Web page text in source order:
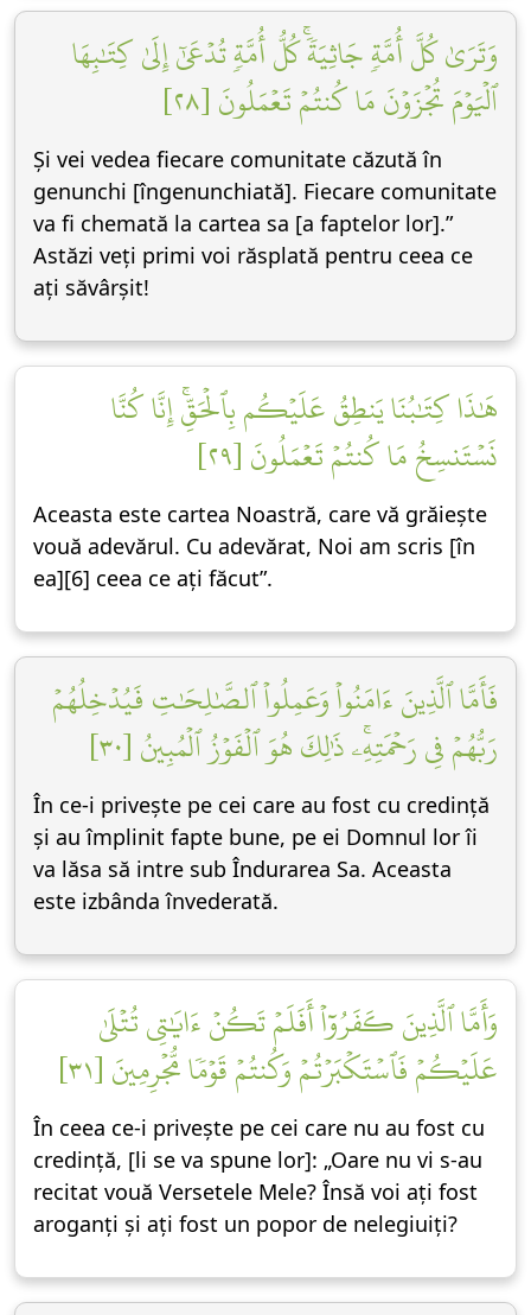
وَتَرَىٰ كُلَّ أُمَّةٖ جَاثِيَةٗۚ كُلُّ أُمَّةٖ تُدۡعَىٰٓ إِلَىٰ كِتَٰبِهَا
ٱلۡيَوۡمَ تُجۡزَوۡنَ مَا كُنتُمۡ تَعۡمَلُونَ [٢٨]
Și vei vedea fiecare comunitate căzută în
genunchi [îngenunchiată]. Fiecare comunitate
va fi chemată la cartea sa [a faptelor lor].”
Astăzi veți primi voi răsplată pentru ceea ce
ați săvârșit!
هَٰذَا كِتَٰبُنَا يَنطِقُ عَلَيۡكُم بِٱلۡحَقِّۚ إِنَّا كُنَّا
نَسۡتَنسِخُ مَا كُنتُمۡ تَعۡمَلُونَ [٢٩]
Aceasta este cartea Noastră, care vă grăiește
vouă adevărul. Cu adevărat, Noi am scris [în
ea][6] ceea ce ați făcut”.
فَأَمَّا ٱلَّذِينَ ءَامَنُواْ وَعَمِلُواْ ٱلصَّٰلِحَٰتِ فَيُدۡخِلُهُمۡ
رَبُّهُمۡ فِي رَحۡمَتِهِۦۚ ذَٰلِكَ هُوَ ٱلۡفَوۡزُ ٱلۡمُبِينُ [٣٠]
În ce-i privește pe cei care au fost cu credință
și au împlinit fapte bune, pe ei Domnul lor îi
va lăsa să intre sub Îndurarea Sa. Aceasta
este izbânda învederată.
وَأَمَّا ٱلَّذِينَ كَفَرُوٓاْ أَفَلَمۡ تَكُنۡ ءَايَٰتِي تُتۡلَىٰ
عَلَيۡكُمۡ فَٱسۡتَكۡبَرۡتُمۡ وَكُنتُمۡ قَوۡمٗا مُّجۡرِمِينَ [٣١]
În ceea ce-i privește pe cei care nu au fost cu
credință, [li se va spune lor]: „Oare nu vi s-au
recitat vouă Versetele Mele? Însă voi ați fost
aroganți și ați fost un popor de nelegiuiți?